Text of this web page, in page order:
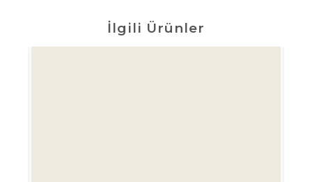
İlgili Ürünler